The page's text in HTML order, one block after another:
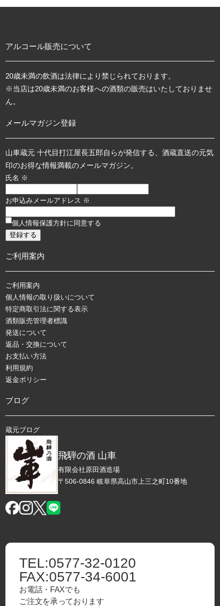
飛騨の酒 山車
有限会社原田酒造場
〒506-0846 岐阜県高山市上三之町10番地
アルコール販売について
20歳未満の飲酒は法律により禁じられております。
※当店は20歳未満のお客様への酒類の販売はいたしておりませ
ん。
メールマガジン登録
山車蔵元 十代目打江屋長五郎自らが発信する、酒蔵直送の元気
印のお得な情報満載のメールマガジン。
氏名 ※
お申込みメールアドレス ※
個人情報保護方針に同意する
ご利用案内
ご利用案内
個人情報の取り扱いについて
特定商取引法に関する表示
酒類販売管理者標識
発送について
返品・交換について
お支払い方法
利用規約
返金ポリシー
ブログ
蔵元ブログ
TEL:0577-32-0120
FAX:0577-34-6001
お電話・FAXでも
ご注文を承っております